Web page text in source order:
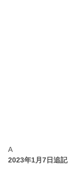
A
2023年1月7日追記